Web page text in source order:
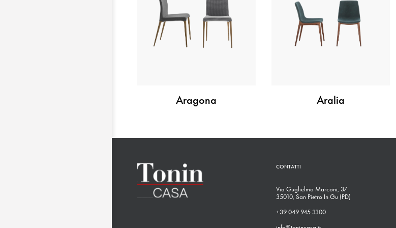
Aragona Aralia
CONTATTI
Via Guglielmo Marconi, 37
35010, San Pietro In Gu (PD)
+39 049 945 3300